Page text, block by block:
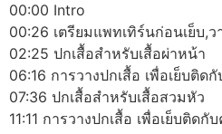
00:00 Intro
00:26 เตรียมแพทเทิร์นก่อนเย็บ,ว
02:25 ปกเสื้อสำหรับเสื้อผ่าหน้า
06:16 การวางปกเสื้อ เพื่อเย็บติด
07:36 ปกเสื้อสำหรับเสื้อสวมหัว
11:11 การวางปกเสื้อ เพื่อเย็บติด